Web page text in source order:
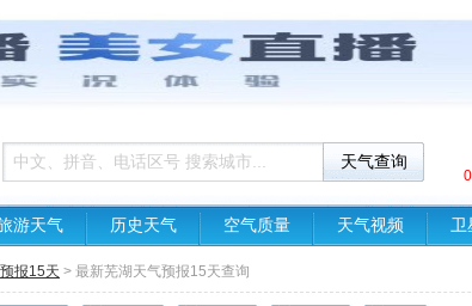
游天气 历史天气 空气质量 天气视频 卫
报15天 > 最新芜湖天气预报15天查询